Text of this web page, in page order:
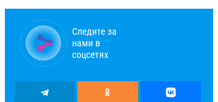
Следите за
нами в
соцсетях